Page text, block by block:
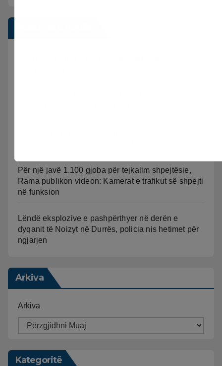
Për një javë 1.100 gjoba për tejkalim shpejtësie,
Rama publikon videon: Kamerat e trafikut së shpejti
në funksion
Lëndë eksplozive e pashpërthyer në derën e
dyqanit të Noizyt në Durrës, policia nis hetimet për
ngjarjen
Arkiva
Arkiva
Kategoritë